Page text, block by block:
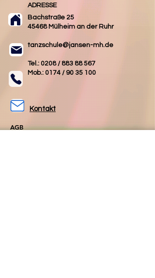
ADRESSE
Bachstraße 25
45468 Mülheim an der Ruhr
tanzschule@jansen-mh.de
Tel.: 0208 / 883 88 567
Mob.: 0174 / 90 35 100
Kontakt
AGB